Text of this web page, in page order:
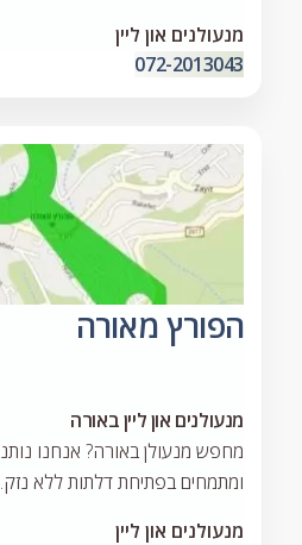
מנעולנים און ליין
072-2013043
הפורץ מאורה
מנעולנים און ליין באורה
ומתמחים בפתיחת דלתות ללא נזק.
מנעולנים און ליין